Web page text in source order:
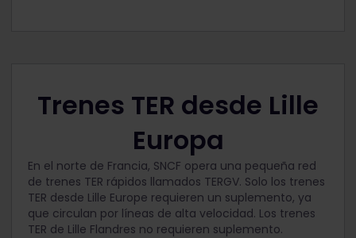
Trenes TER desde Lille
Europa
En el norte de Francia, SNCF opera una pequeña red
de trenes TER rápidos llamados TERGV. Solo los trenes
TER desde Lille Europe requieren un suplemento, ya
que circulan por líneas de alta velocidad. Los trenes
TER de Lille Flandres no requieren suplemento.